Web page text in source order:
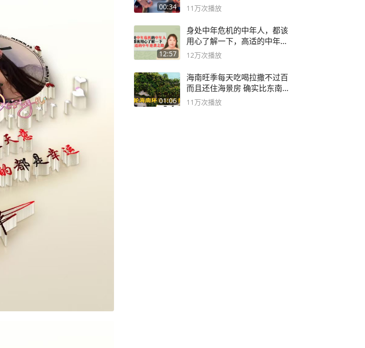
00:34 11万次播放
12:57
身处中年危机的中年人，都该
用心了解一下，高适的中年逆
袭之路
12万次播放
01:06
海南旺季每天吃喝拉撒不过百
而且还住海景房 确实比东南
亚合适
11万次播放